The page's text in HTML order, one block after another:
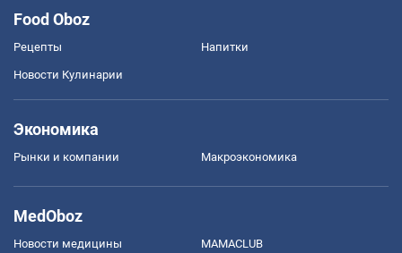
Food Oboz
Рецепты Напитки
Новости Кулинарии
Экономика
Рынки и компании Mакроэкономика
MedOboz
Новости медицины MAMACLUB